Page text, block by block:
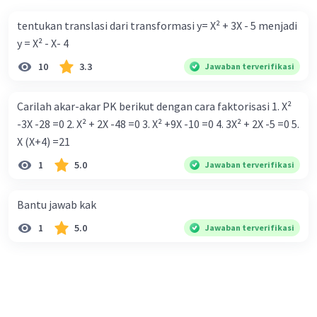
tentukan translasi dari transformasi y= X² + 3X - 5 menjadi
y = X² - X- 4
10 3.3 Jawaban terverifikasi
Carilah akar-akar PK berikut dengan cara faktorisasi 1. X²
-3X -28 =0 2. X² + 2X -48 =0 3. X² +9X -10 =0 4. 3X² + 2X -5 =0 5.
X (X+4) =21
1 5.0 Jawaban terverifikasi
Bantu jawab kak
1 5.0 Jawaban terverifikasi